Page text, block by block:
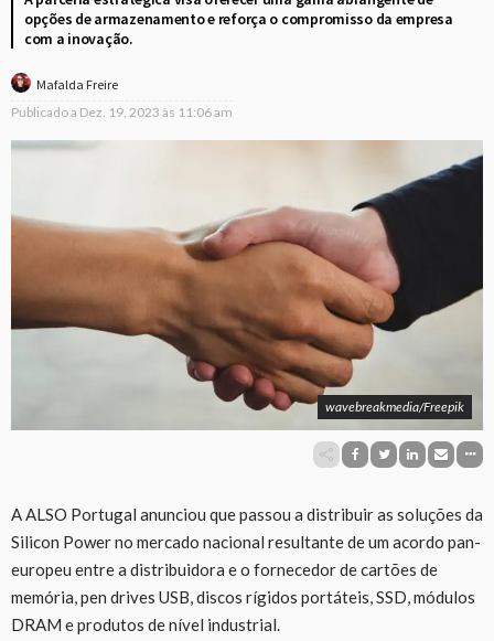
opções de armazenamento e reforça o compromisso da empresa
com a inovação.
Mafalda Freire
Publicado a Dez. 19, 2023 às 11:06 am
wavebreakmedia/Freepik
A ALSO Portugal anunciou que passou a distribuir as soluções da
Silicon Power no mercado nacional resultante de um acordo pan-
europeu entre a distribuidora e o fornecedor de cartões de
memória, pen drives USB, discos rígidos portáteis, SSD, módulos
DRAM e produtos de nível industrial.